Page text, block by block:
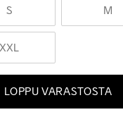
S M
XXL
LOPPU VARASTOSTA